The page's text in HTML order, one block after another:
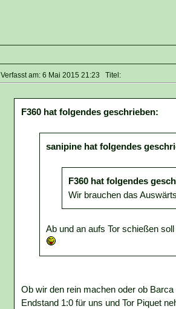
Verfasst am: 6 Mai 2015 21:23 Titel:
F360 hat folgendes geschrieben:
sanipine hat folgendes
F360 hat folgendes
Wir brauchen das
Ab und an aufs Tor schießen
Ob wir den rein machen oder ob
Endstand 1:0 für uns und Tor Piquet